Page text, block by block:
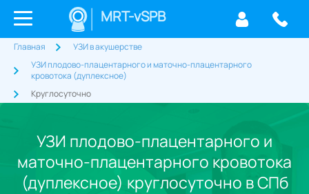
MRT-vSPB
Главная
УЗИ в акушерстве
УЗИ плодово-плацентарного и маточно-плацентарного
кровотока (дуплексное)
Круглосуточно
УЗИ плодово-плацентарного и
маточно-плацентарного кровотока
(дуплексное) круглосуточно в СПб